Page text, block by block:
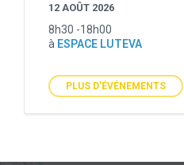
12 AOÛT 2026
8h30 -18h00
à ESPACE LUTEVA
PLUS D'ÉVÉNEMENTS